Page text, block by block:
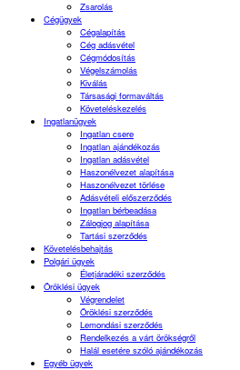
Zsarolás
Cégügyek
Cégalapítás
Cég adásvétel
Cégmódosítás
Végelszámolás
Kiválás
Társasági formaváltás
Követeléskezelés
Ingatlanügyek
Ingatlan csere
Ingatlan ajándékozás
Ingatlan adásvétel
Haszonélvezet alapítása
Haszonélvezet törlése
Adásvételi előszerződés
Ingatlan bérbeadása
Zálogjog alapítása
Tartási szerződés
Követelésbehajtás
Polgári ügyek
Életjáradéki szerződés
Öröklési ügyek
Végrendelet
Öröklési szerződés
Lemondási szerződés
Rendelkezés a várt örökségről
Halál esetére szóló ajándékozás
Egyéb ügyek